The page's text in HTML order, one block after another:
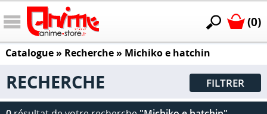
(0)
Catalogue» Recherche » Michiko e hatchin
RECHERCHE FILTRER